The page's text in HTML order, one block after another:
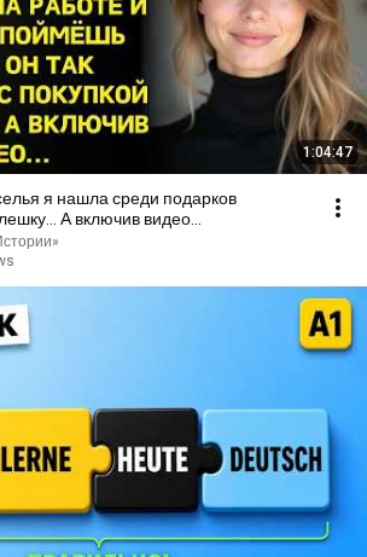
1:04:47
я нашла среди подарков
А включив видео...